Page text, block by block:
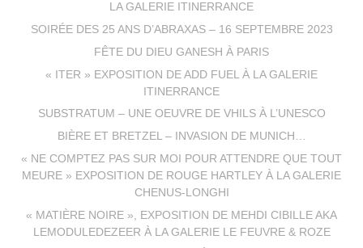
LA GALERIE ITINERRANCE
SOIRÉE DES 25 ANS D’ABRAXAS – 16 SEPTEMBRE 2023
FÊTE DU DIEU GANESH À PARIS
« ITER » EXPOSITION DE ADD FUEL À LA GALERIE
ITINERRANCE
SUBSTRATUM – UNE OEUVRE DE VHILS À L’UNESCO
BIÈRE ET BRETZEL – INVASION DE MUNICH…
« NE COMPTEZ PAS SUR MOI POUR ATTENDRE QUE TOUT
MEURE » EXPOSITION DE ROUGE HARTLEY À LA GALERIE
CHENUS-LONGHI
« MATIÈRE NOIRE », EXPOSITION DE MEHDI CIBILLE AKA
LEMODULEDEZEER À LA GALERIE LE FEUVRE & ROZE